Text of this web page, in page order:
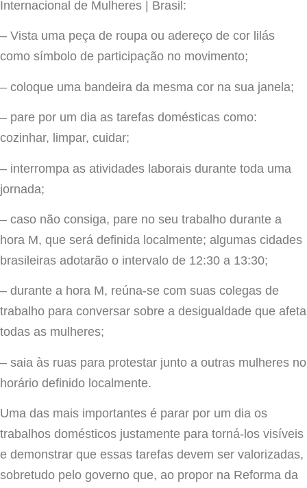
Internacional de Mulheres | Brasil:
– Vista uma peça de roupa ou adereço de cor lilás
como símbolo de participação no movimento;
– coloque uma bandeira da mesma cor na sua janela;
– pare por um dia as tarefas domésticas como:
cozinhar, limpar, cuidar;
– interrompa as atividades laborais durante toda uma
jornada;
– caso não consiga, pare no seu trabalho durante a
hora M, que será definida localmente; algumas cidades
brasileiras adotarão o intervalo de 12:30 a 13:30;
– durante a hora M, reúna-se com suas colegas de
trabalho para conversar sobre a desigualdade que afeta
todas as mulheres;
– saia às ruas para protestar junto a outras mulheres no
horário definido localmente.
Uma das mais importantes é parar por um dia os
trabalhos domésticos justamente para torná-los visíveis
e demonstrar que essas tarefas devem ser valorizadas,
sobretudo pelo governo que, ao propor na Reforma da